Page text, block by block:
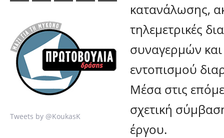
Tweets by @KoukasK
κατανάλωσης,
τηλεμετρικές
συναγερμών
εντοπισμού
Μέσα στις
σχετική
έργου.